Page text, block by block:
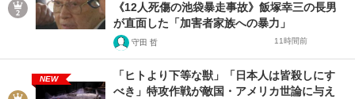
《12人死傷の池袋暴走事故》飯塚幸三の長男
が直面した「加害者家族への暴力」
守田 哲 11時間前
NEW
「ヒトより下等な獣」「日本人は皆殺しにす
べき」特攻作戦が敵国・アメリカ世論に与え